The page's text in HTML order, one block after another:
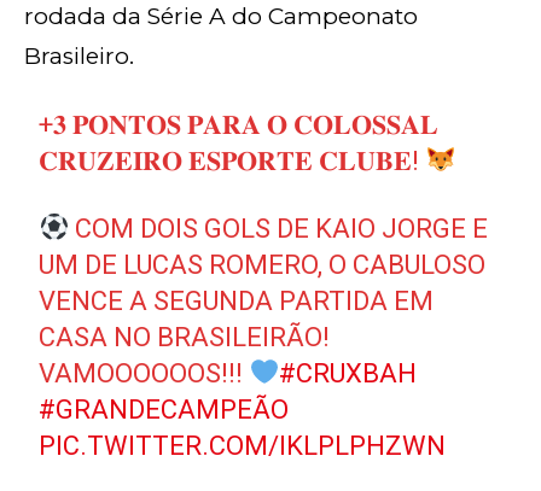
rodada da Série A do Campeonato
Brasileiro.
+𝟑 𝐏𝐎𝐍𝐓𝐎𝐒 𝐏𝐀𝐑𝐀 𝐎 𝐂𝐎𝐋𝐎𝐒𝐒𝐀𝐋
𝐂𝐑𝐔𝐙𝐄𝐈𝐑𝐎 𝐄𝐒𝐏𝐎𝐑𝐓𝐄 𝐂𝐋𝐔𝐁𝐄!
COM DOIS GOLS DE KAIO JORGE E
UM DE LUCAS ROMERO, O CABULOSO
VENCE A SEGUNDA PARTIDA EM
CASA NO BRASILEIRÃO!
VAMOOOOOOS!!!
#CRUXBAH
#GRANDECAMPEÃO
PIC.TWITTER.COM/IKLPLPHZWN